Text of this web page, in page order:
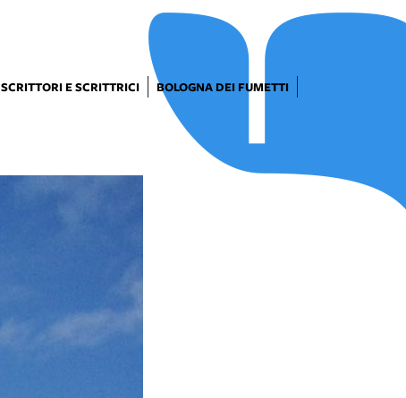
SCRITTORI E SCRITTRICI
BOLOGNA DEI FUMETTI